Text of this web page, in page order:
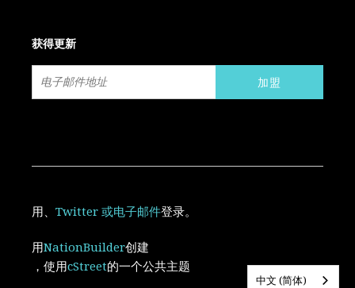
获得更新
用 、Twitter 或电子邮件登录。
用NationBuilder创建
，使用cStreet的一个公共主题
中文 (简体)